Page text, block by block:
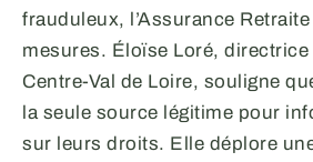
frauduleux, l’Assurance
mesures. Éloïse Loré, directrice
Centre-Val de Loire, souligne
la seule source légitime pour
sur leurs droits. Elle déplore